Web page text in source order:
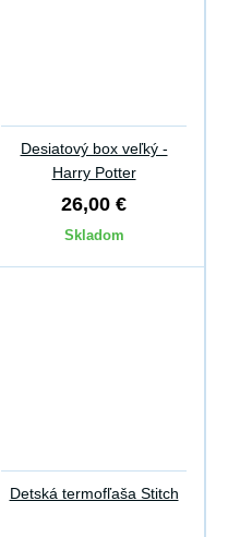
Desiatový box veľký -
Harry Potter
26,00 €
Skladom
Detská termofľaša Stitch